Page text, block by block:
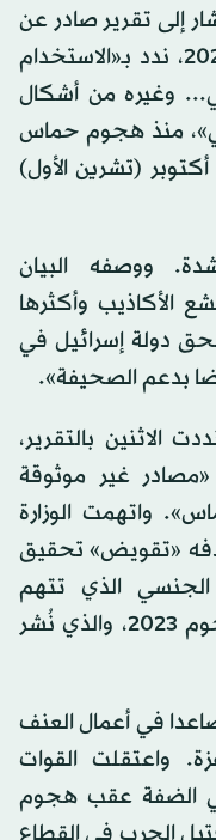
إلى تقرير صادر عن
الأمم المتحدة في مارس (آذار) 2025، ندد بـ«الاستخدام
وغيره من أشكال
منذ هجوم حماس
(تشرين الأول)
ووصفه البيان
الأكاذيب وأكثرها
دولة إسرائيل في
بدعم الصحيفة».
الاثنين بالتقرير،
غير موثوقة
واتهمت الوزارة
«تقويض» تحقيق
الذي تتهم
إسرائيل حماس بارتكابه خلال هجوم 2023، والذي نُشر
في أعمال العنف
واعتقلت القوات
في الضفة عقب هجوم
الحرب في القطاع